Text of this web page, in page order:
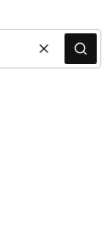
WyczyśćSzukaj